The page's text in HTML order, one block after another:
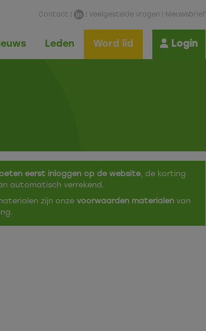
Contact | Veelgestelde vragen Nieuwsbrief
Leden Word lid Login
eerst inloggen op de website, de korting
automatisch verrekend.
zijn onzevoorwaarden materialen van